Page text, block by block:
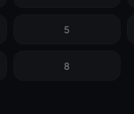
5
8